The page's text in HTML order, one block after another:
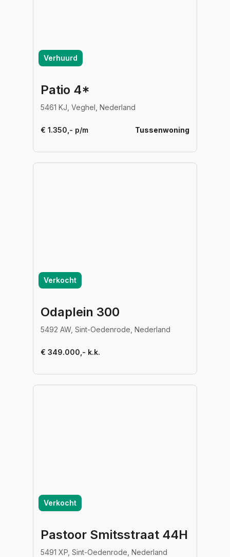
Verhuurd
Patio 4*
5461 KJ, Veghel, Nederland
€ 1.350,- p/m Tussenwoning
Verkocht
Odaplein 300
5492 AW, Sint-Oedenrode, Nederland
€ 349.000,- k.k.
Verkocht
Pastoor Smitsstraat 44H
5491 XP, Sint-Oedenrode, Nederland